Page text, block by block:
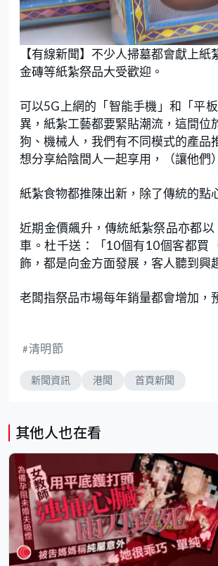
n
m
u
t
e
L
o
a
d
e
d
:
.
4
8
%
【有線新聞】不少人掃墓都會獻上
金磚等紙紮祭品大受歡迎。
可以5G上網的「智能手機」和「平
異，紙紮工藝都要緊貼潮流，這間
狗、機械人，我們有不同模式的產
想分享給陰間人一起享用，（讓他們
紙紮食物都推陳出新，除了傳統的點
近期金價飆升，傳統紙紮祭品亦都
車。杜千送：「10個有10個客都買
飾，都是向金方面發展，客人聽到興
老闆指祭品市場每年銷量都會增加，
清明節
新聞資訊 港聞 首頁新聞
其他人也在看